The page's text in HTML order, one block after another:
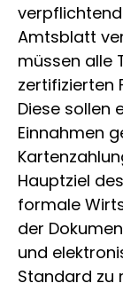
Amtsblatt
müssen alle
zertifizierten
Diese sollen
Einnahmen
Hauptziel
formale
der
und
Standard zu